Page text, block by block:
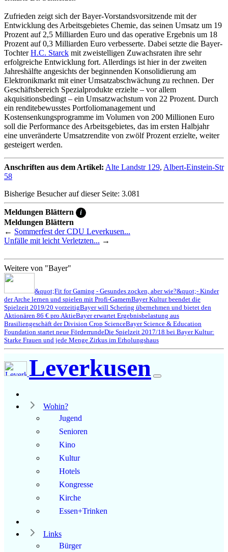
Zufrieden zeigt sich der Bayer-Vorstandsvorsitzende mit der
Entwicklung des Arbeitsgebietes Chemie, das seinen Umsatz um 19
Prozent auf 2,5 Milliarden Euro und das operative Ergebnis um 18
Prozent auf 0,3 Milliarden Euro verbesserte. Dabei setzte die Bayer-
TochterH.C. Starck mit zweistelligen Zuwachsraten ihre sehr
erfolgreiche Entwicklung fort. Allerdings ist hier in der zweiten
Jahreshälfte angesichts der beginnenden Konsolidierung am
Elektronikmarkt mit einer Umsatzabschwächung zu rechnen. Der
Geschäftsbereich Spezialprodukte erzielte – vor allem
akquisitionsbedingt – ein Umsatzwachstum von 22 Prozent. Durch
ein renditebewusstes Portfoliomanagement und
Kostensenkungsprogramme im Volumen von 200 Millionen Euro
soll die Performance des Arbeitsgebietes, das im ersten Halbjahr
eine unveränderte Umsatzrendite von zwölf Prozent erzielte, weiter
gesteigert werden.
Anschriften aus dem Artikel: Alte Landstr 129, Albert-Einstein-Str
58
Bisherige Besucher auf dieser Seite: 3.081
Meldungen Blättern i
Meldungen Blättern
← Sommerfest der CDU Leverkusen...
Unfälle mit leicht Verletzten... →
Weitere von "Bayer"
&quot;Fit for Gaming - Gesundes zocken, aber wie?&quot;- Kinder
der Arche lernen und spielen mit Profi-GamernBayer Kultur beendet die
Spielzeit 2019/20 vorzeitigBayer will Schering übernehmen und bietet den
Aktionären 86 € pro AktieBayer erwartet Ergebnisbelastung aus
Brasiliengeschäft der Division Crop ScienceBayer Science & Education
Foundation startet neue FörderrundeDie Spielzeit 2017/18 bei Bayer Kultur:
Starke Frauen und jede Menge Zirkus im Erholungshaus
Leverkusen
Wohin?
Jugend
Senioren
Kino
Kultur
Hotels
Kongresse
Kirche
Essen+Trinken
Links
Bürger